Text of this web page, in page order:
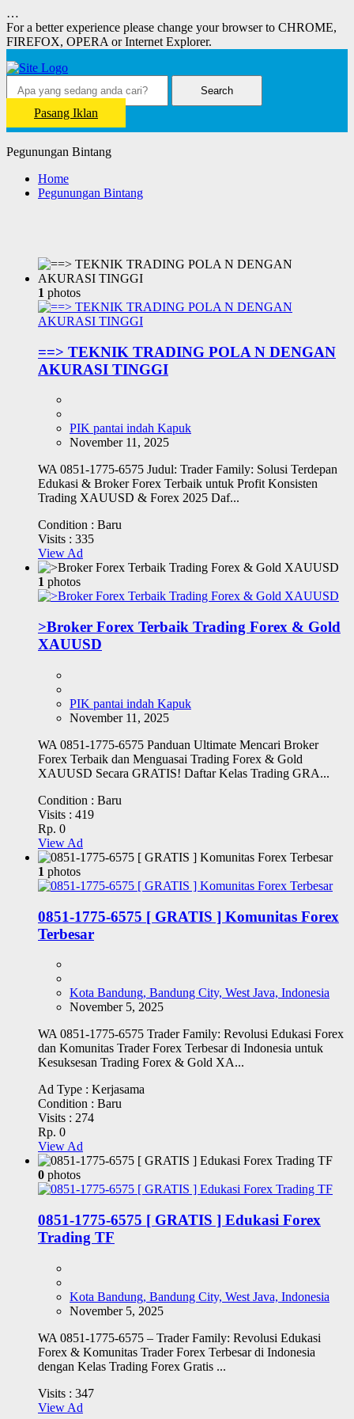
…
For a better experience please change your browser to CHROME,
FIREFOX, OPERA or Internet Explorer.
Search
Pasang Iklan
Pegunungan Bintang
Home
Pegunungan Bintang
1 photos
==> TEKNIK TRADING POLA N DENGAN
AKURASI TINGGI
PIK pantai indah Kapuk
November 11, 2025
WA 0851-1775-6575 Judul: Trader Family: Solusi Terdepan
Edukasi & Broker Forex Terbaik untuk Profit Konsisten
Trading XAUUSD & Forex 2025 Daf...
Condition : Baru
Visits : 335
View Ad
1 photos
>Broker Forex Terbaik Trading Forex & Gold
XAUUSD
PIK pantai indah Kapuk
November 11, 2025
WA 0851-1775-6575 Panduan Ultimate Mencari Broker
Forex Terbaik dan Menguasai Trading Forex & Gold
XAUUSD Secara GRATIS! Daftar Kelas Trading GRA...
Condition : Baru
Visits : 419
Rp. 0
View Ad
1 photos
0851-1775-6575 [ GRATIS ] Komunitas Forex
Terbesar
Kota Bandung, Bandung City, West Java, Indonesia
November 5, 2025
WA 0851-1775-6575 Trader Family: Revolusi Edukasi Forex
dan Komunitas Trader Forex Terbesar di Indonesia untuk
Kesuksesan Trading Forex & Gold XA...
Ad Type : Kerjasama
Condition : Baru
Visits : 274
Rp. 0
View Ad
0 photos
0851-1775-6575 [ GRATIS ] Edukasi Forex
Trading TF
Kota Bandung, Bandung City, West Java, Indonesia
November 5, 2025
WA 0851-1775-6575 – Trader Family: Revolusi Edukasi
Forex & Komunitas Trader Forex Terbesar di Indonesia
dengan Kelas Trading Forex Gratis ...
Visits : 347
View Ad